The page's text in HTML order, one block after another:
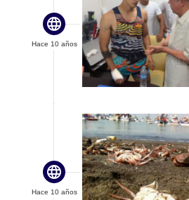

Hace 10 años

Hace 10 años